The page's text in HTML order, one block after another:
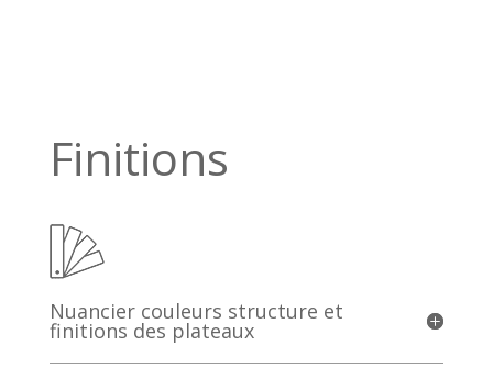
Finitions
Nuancier couleurs structure et
finitions des plateaux